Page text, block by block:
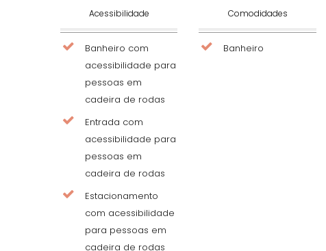
Acessibilidade
Banheiro com
acessibilidade para
pessoas em
cadeira de rodas
Entrada com
acessibilidade para
pessoas em
cadeira de rodas
Estacionamento
com acessibilidade
para pessoas em
cadeira de rodas
Comodidades
Banheiro